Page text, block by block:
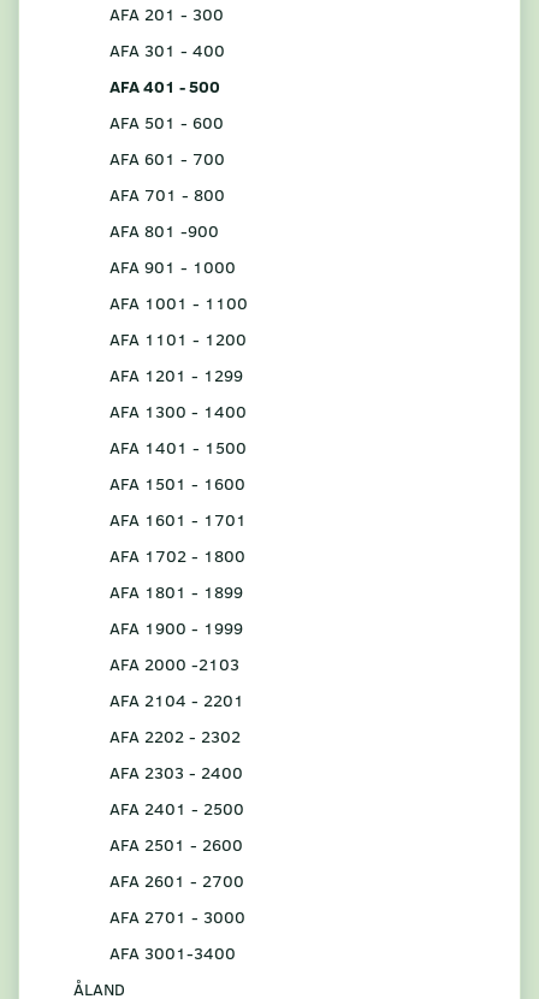
AFA 201 - 300
AFA 301 - 400
AFA 401 - 500
AFA 501 - 600
AFA 601 - 700
AFA 701 - 800
AFA 801 -900
AFA 901 - 1000
AFA 1001 - 1100
AFA 1101 - 1200
AFA 1201 - 1299
AFA 1300 - 1400
AFA 1401 - 1500
AFA 1501 - 1600
AFA 1601 - 1701
AFA 1702 - 1800
AFA 1801 - 1899
AFA 1900 - 1999
AFA 2000 -2103
AFA 2104 - 2201
AFA 2202 - 2302
AFA 2303 - 2400
AFA 2401 - 2500
AFA 2501 - 2600
AFA 2601 - 2700
AFA 2701 - 3000
AFA 3001-3400
ÅLAND